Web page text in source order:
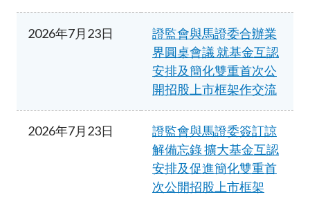
2026年7月23日
證監會與馬證委合辦業
界圓桌會議 就基金互認
安排及簡化雙重首次公
開招股上市框架作交流
2026年7月23日
證監會與馬證委簽訂諒
解備忘錄 擴大基金互認
安排及促進簡化雙重首
次公開招股上市框架